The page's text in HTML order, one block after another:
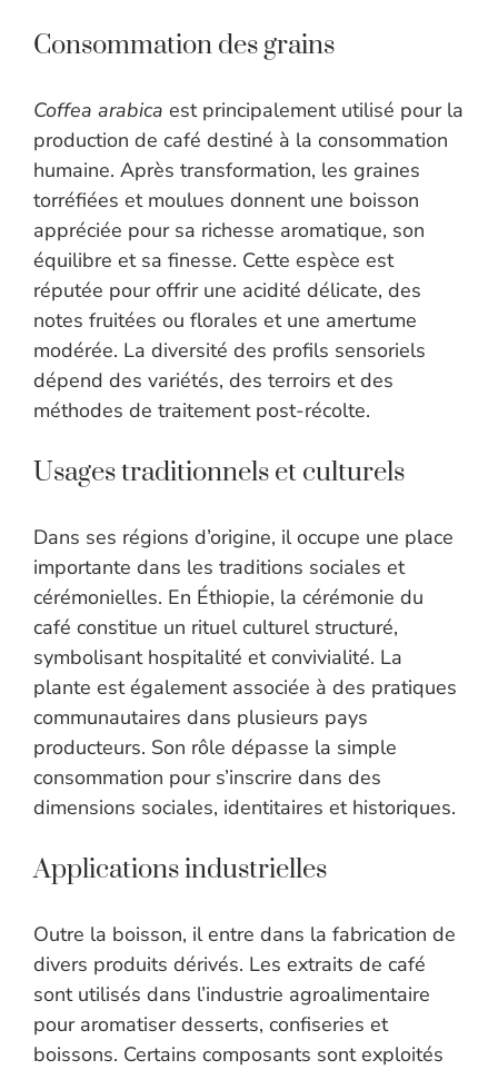
Consommation des grains
Coffea arabica est principalement utilisé pour la
production de café destiné à la consommation
humaine. Après transformation, les graines
torréfiées et moulues donnent une boisson
appréciée pour sa richesse aromatique, son
équilibre et sa finesse. Cette espèce est
réputée pour offrir une acidité délicate, des
notes fruitées ou florales et une amertume
modérée. La diversité des profils sensoriels
dépend des variétés, des terroirs et des
méthodes de traitement post-récolte.
Usages traditionnels et culturels
Dans ses régions d’origine, il occupe une place
importante dans les traditions sociales et
cérémonielles. En Éthiopie, la cérémonie du
café constitue un rituel culturel structuré,
symbolisant hospitalité et convivialité. La
plante est également associée à des pratiques
communautaires dans plusieurs pays
producteurs. Son rôle dépasse la simple
consommation pour s’inscrire dans des
dimensions sociales, identitaires et historiques.
Applications industrielles
Outre la boisson, il entre dans la fabrication de
divers produits dérivés. Les extraits de café
sont utilisés dans l’industrie agroalimentaire
pour aromatiser desserts, confiseries et
boissons. Certains composants sont exploités